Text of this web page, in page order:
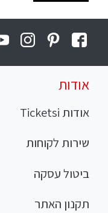
אודות
אודות Ticketsi
שירות לקוחות
ביטול עסקה
תקנון האתר